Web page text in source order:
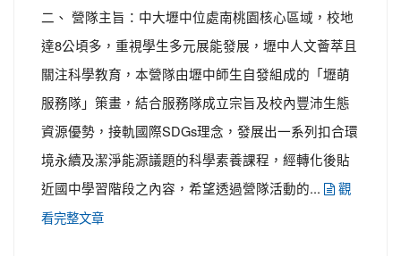
二、 營隊主旨：中大壢中位處南桃園核心區域，校地
達8公頃多，重視學生多元展能發展，壢中人文薈萃且
關注科學教育，本營隊由壢中師生自發組成的「壢萌
服務隊」策畫，結合服務隊成立宗旨及校內豐沛生態
資源優勢，接軌國際SDGs理念，發展出一系列扣合環
境永續及潔淨能源議題的科學素養課程，經轉化後貼
近國中學習階段之內容，希望透過營隊活動的...
觀
看完整文章